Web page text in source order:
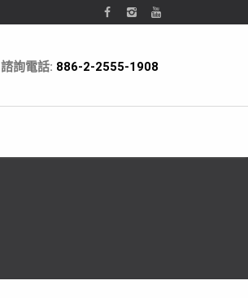
諮詢電話: 886-2-2555-1908